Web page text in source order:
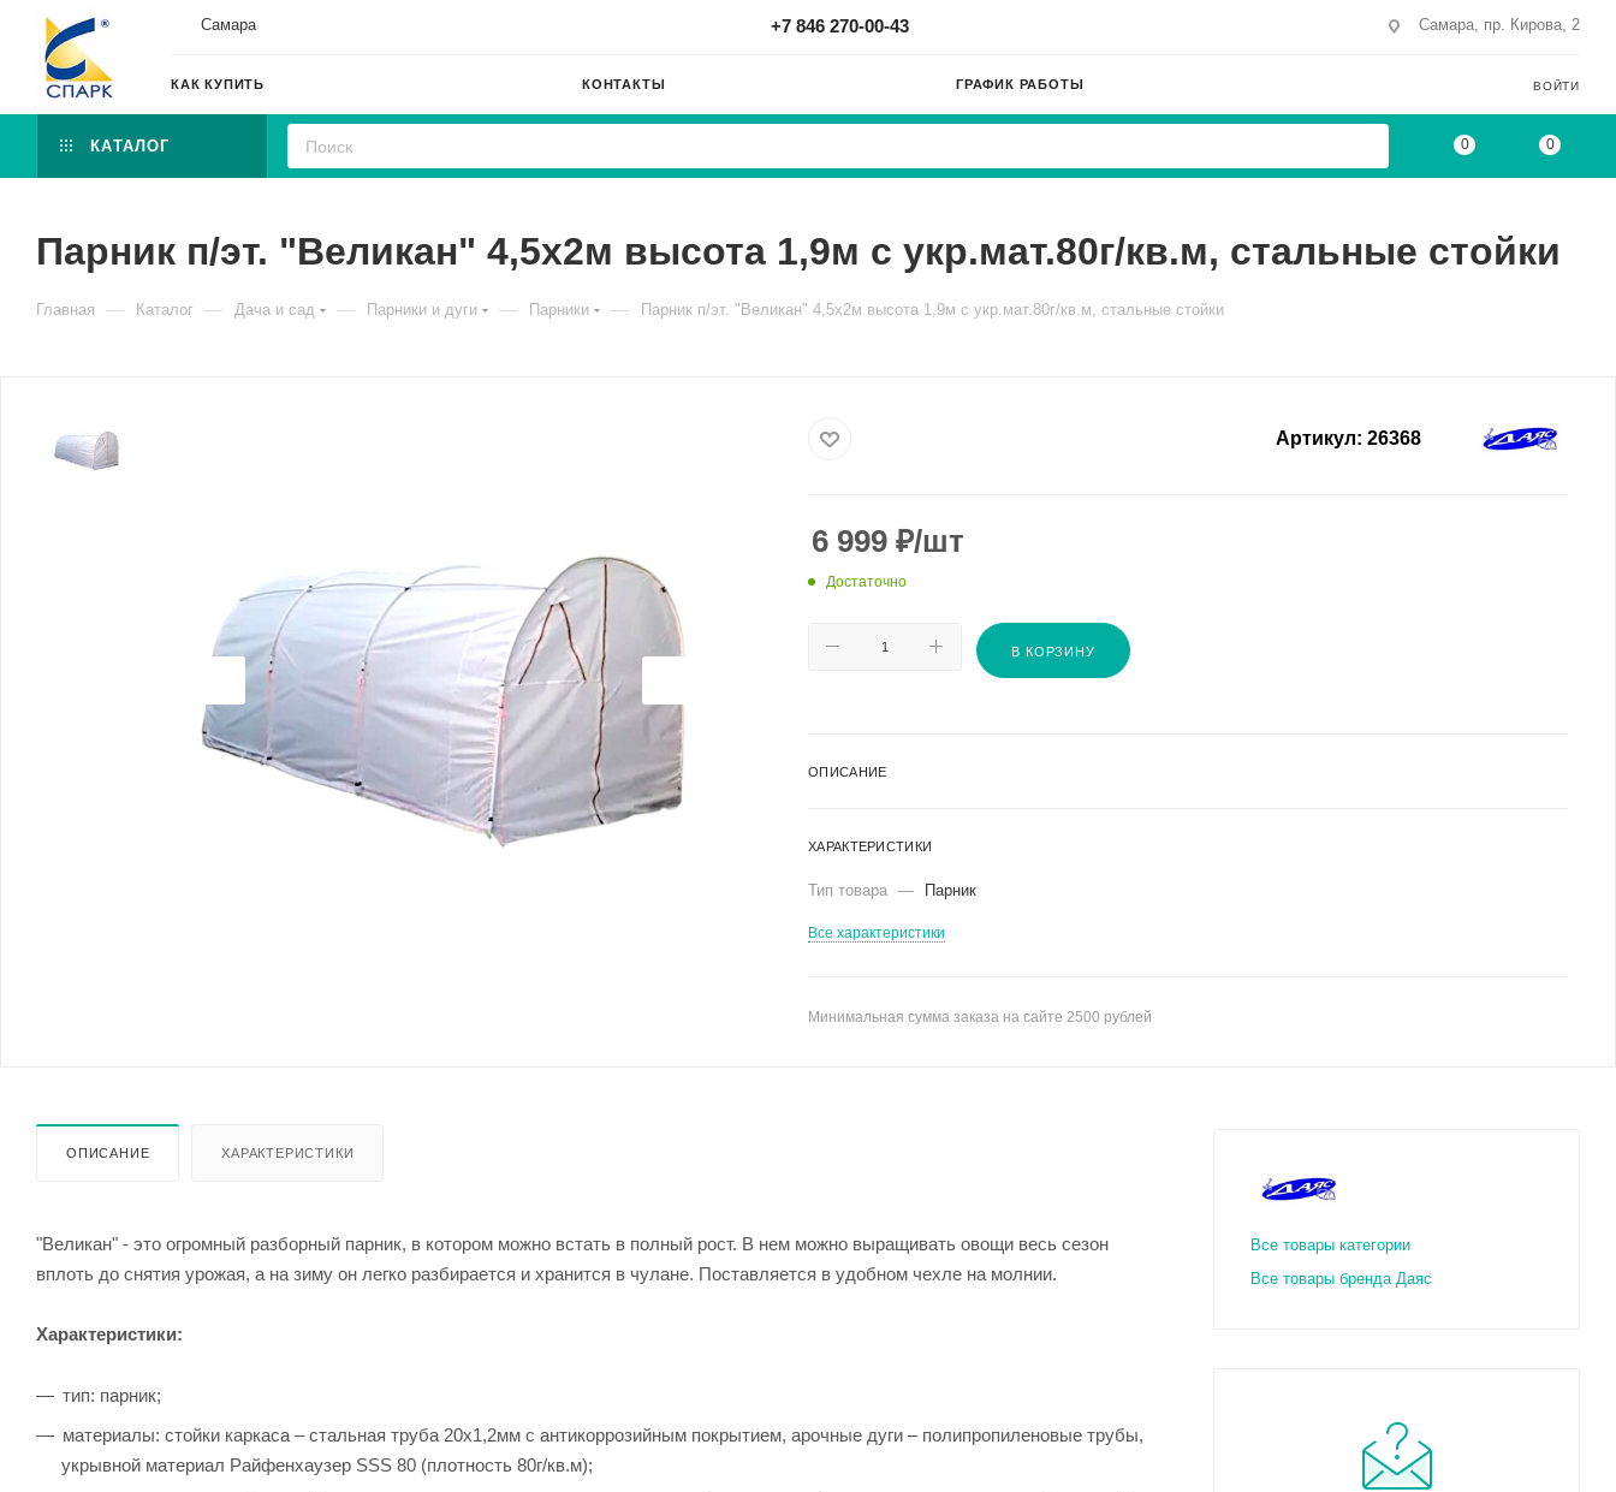
Самара +7 846 270-00-43 Самара, пр. Кирова, 2
КАК КУПИТЬ КОНТАКТЫ ГРАФИК РАБОТЫ ВОЙТИ
КАТАЛОГ 0 0
Парник п/эт. "Великан" 4,5х2м высота 1,9м с укр.мат.80г/кв.м, стальные стойки
Главная — Каталог — Дача и сад — Парники и дуги — Парники — Парник п/эт. "Великан" 4,5х2м высота 1,9м с укр.мат.80г/кв.м, стальные стойки
Артикул: 26368
6 999 ₽/шт
Достаточно
В КОРЗИНУ
ОПИСАНИЕ
ХАРАКТЕРИСТИКИ
Тип товара — Парник
Все характеристики
Минимальная сумма заказа на сайте 2500 рублей
ОПИСАНИЕ ХАРАКТЕРИСТИКИ
"Великан" - это огромный разборный парник, в котором можно встать в полный рост. В нем можно выращивать овощи весь сезон
вплоть до снятия урожая, а на зиму он легко разбирается и хранится в чулане. Поставляется в удобном чехле на молнии.
Характеристики:
тип: парник;
материалы: стойки каркаса – стальная труба 20х1,2мм с антикоррозийным покрытием, арочные дуги – полипропиленовые трубы,
укрывной материал Райфенхаузер SSS 80 (плотность 80г/кв.м);
Все товары категории
Все товары бренда Даяс